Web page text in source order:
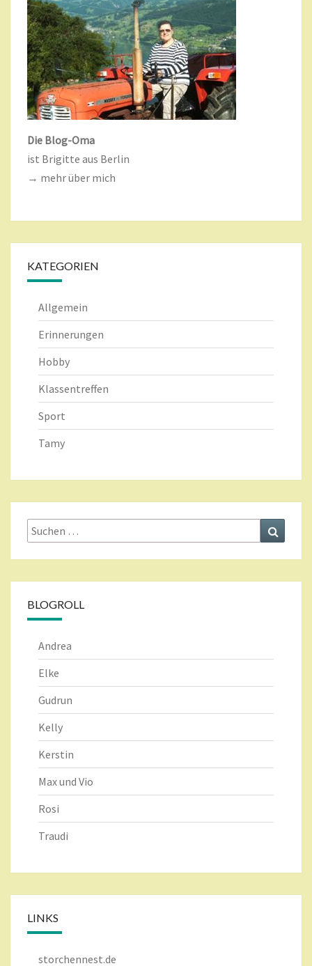
Die Blog-Oma
ist Brigitte aus Berlin
→ mehr über mich
KATEGORIEN
Allgemein
Erinnerungen
Hobby
Klassentreffen
Sport
Tamy
Suche
nach:
BLOGROLL
Andrea
Elke
Gudrun
Kelly
Kerstin
Max und Vio
Rosi
Traudi
LINKS
storchennest.de